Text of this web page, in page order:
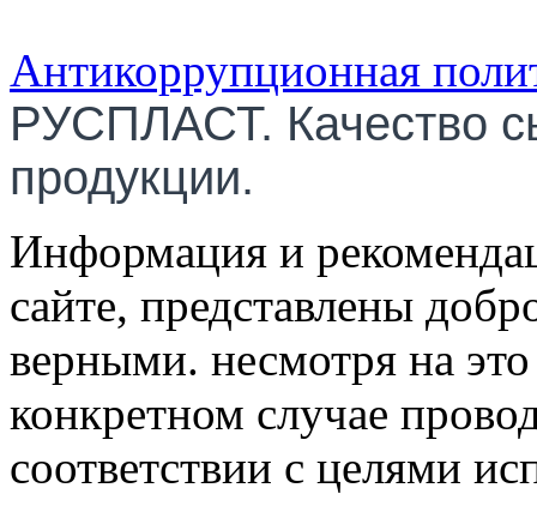
Антикоррупционная
РУСПЛАСТ. Качество
продукции.
Информация и
сайте, представлены
верными. несмотря на
конкретном случае
соответствии с целями